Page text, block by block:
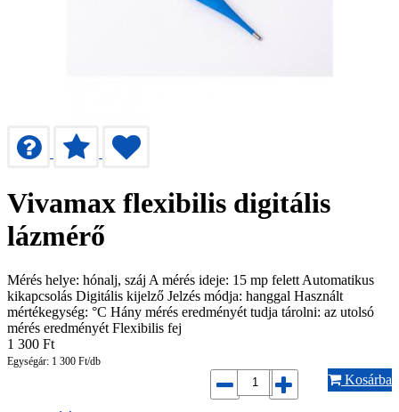
Vivamax flexibilis digitális
lázmérő
Mérés helye: hónalj, száj A mérés ideje: 15 mp felett Automatikus
kikapcsolás Digitális kijelző Jelzés módja: hanggal Használt
mértékegység: °C Hány mérés eredményét tudja tárolni: az utolsó
mérés eredményét Flexibilis fej
1 300 Ft
Egységár: 1 300 Ft/db
Kosárba